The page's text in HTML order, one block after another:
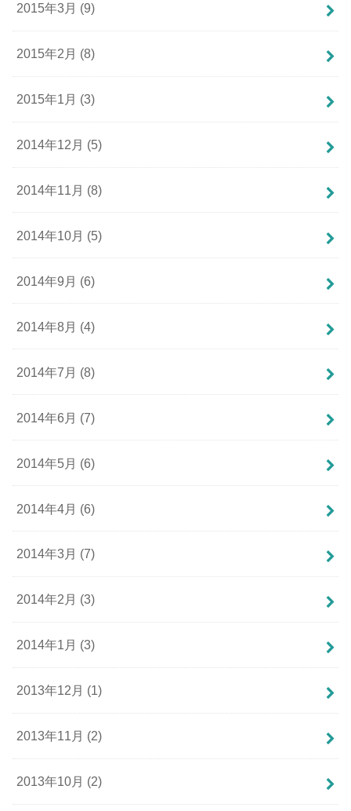
2015年3月 (9)
2015年2月 (8)
2015年1月 (3)
2014年12月 (5)
2014年11月 (8)
2014年10月 (5)
2014年9月 (6)
2014年8月 (4)
2014年7月 (8)
2014年6月 (7)
2014年5月 (6)
2014年4月 (6)
2014年3月 (7)
2014年2月 (3)
2014年1月 (3)
2013年12月 (1)
2013年11月 (2)
2013年10月 (2)